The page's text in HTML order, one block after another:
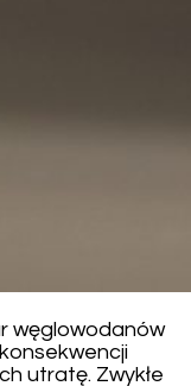
węglowodanów
utratę. Zwykłe